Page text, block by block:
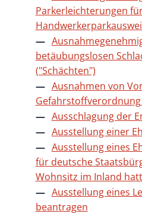
Parkerleichterungen
betäubungslosen
("Schächten")
Ausnahmen von
Ausschlagung der
Ausstellung einer
Ausstellung eines
für deutsche
Wohnsitz im Inland
Ausstellung eines
beantragen